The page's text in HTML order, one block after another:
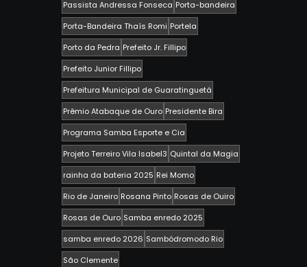
Passista Andressa Fonseca Porta-bandeira
Porta-Bandeira Thaís Romi Portela
Porto da Pedra Prefeito Jr. Fillipo
Prefeito Junior Fillipo
Prefeitura Municipal de Guaratinguetá
Prêmio Atabaque de Ouro Presidente Bira
Programa Samba Esporte e Cia
Projeto Terreiro Vila Isabel3 Quintal da Magia
rainha da bateria 2025 Rei Momo
Rio de Janeiro Rosana Pinto Rosas de Ouiro
Rosas de Ouro Samba enredo 2025
samba enredo 2026 Sambódromodo Rio
São Clemente